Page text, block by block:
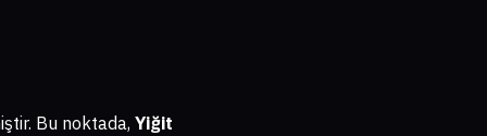
Bu noktada, Yiğit